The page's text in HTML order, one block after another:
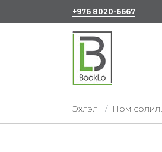
+976 8020-6667
Эхлэл Ном